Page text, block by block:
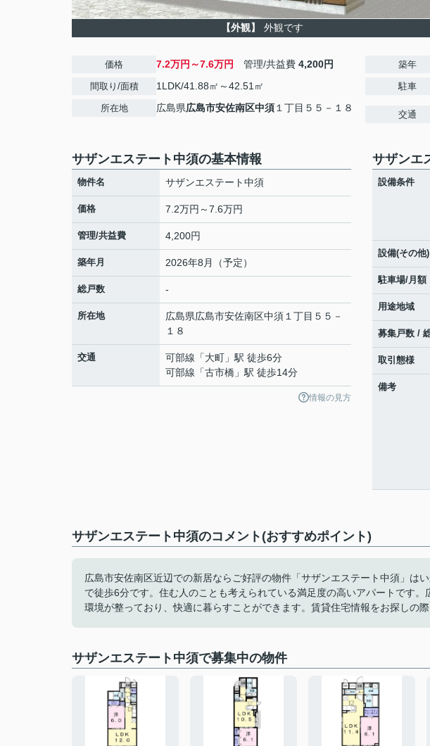
【外観】 外観です
価格 7.2万円～7.6万円 管理/共益費 4,200円
間取り/面積 1LDK/41.88㎡～42.51㎡
所在地 広島県広島市安佐南区中須 １丁目５５－１８
築年
駐車
交通
サザンエステート中須の基本情報
物件名 サザンエステート中須
価格 7.2万円～7.6万円
管理/共益費 4,200円
築年月 2026年8月（予定）
総戸数 -
所在地 広島県広島市安佐南区中須 １丁目５５－
１８
交通 可部線 「大町 」駅 徒歩6分
可部線 「古市橋 」駅 徒歩14分
情報の見方
サザンエ
設備条件
設備(その他)
駐車場/月額
用途地域
募集戸数 /
取引態様
備考
サザンエステート中須のコメント(おすすめポイント)
広島市安佐南区近辺での新居ならご好評の物件「サザンエステート中須」は
で徒歩6分です。住む人のことも考えられている満足度の高いアパートです
環境が整っており、快適に暮らすことができます。賃貸住宅情報をお探しの
サザンエステート中須で募集中の物件